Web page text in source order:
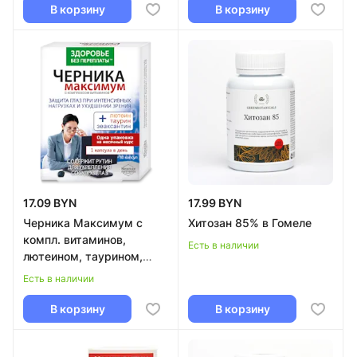
В корзину В корзину
17.09 BYN
Черника Максимум с
компл. витаминов,
лютеином, таурином,
зеаксантином и рутином
Гомеле
Есть в наличии
В корзину
17.99 BYN
Хитозан 85% в Гомеле
Есть в наличии
В корзину